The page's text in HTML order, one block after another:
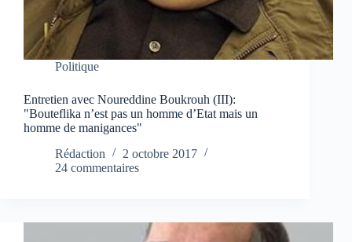
Politique
Entretien avec Noureddine Boukrouh (III):
"Bouteflika n’est pas un homme d’Etat mais un
homme de manigances"
Rédaction
2 octobre 2017
24 commentaires